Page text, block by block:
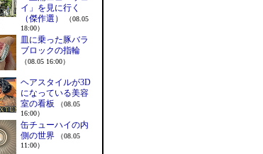
イ」を見に行く
（傑作選）
（08.05
18:00）
皿に乗った豚バラ
ブロックの指輪
（08.05 16:00）
ヘアスタイルが3D
になっている美容
室の看板
（08.05
16:00）
缶チューハイの内
側の世界
（08.05
11:00）